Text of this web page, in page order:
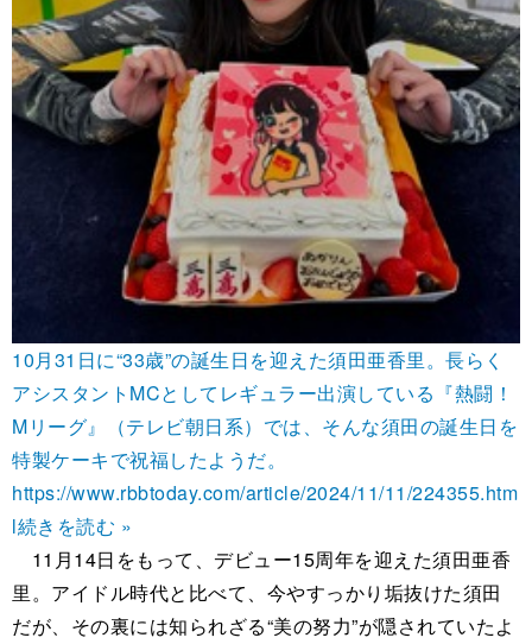
10月31日に“33歳”の誕生日を迎えた須田亜香里。長らく
アシスタントMCとしてレギュラー出演している『熱闘！
Mリーグ』（テレビ朝日系）では、そんな須田の誕生日を
特製ケーキで祝福したようだ。
https://www.rbbtoday.com/article/2024/11/11/224355.htm
l続きを読む »
11月14日をもって、デビュー15周年を迎えた須田亜香
里。アイドル時代と比べて、今やすっかり垢抜けた須田
だが、その裏には知られざる“美の努力”が隠されていたよ